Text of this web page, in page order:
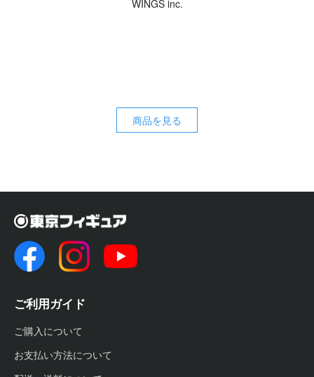
WINGS inc.
商品を見る
ご利用ガイド
ご購入について
お支払い方法について